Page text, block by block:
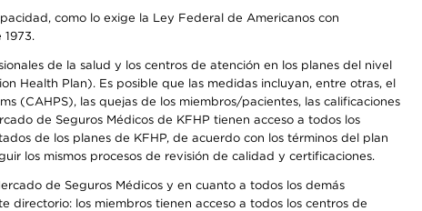
como lo exige la Ley Federal de Americanos con
de la salud y los centros de atención en los planes del nivel
Health Plan). Es posible que las medidas incluyan, entre otras, el
(CAHPS), las quejas de los miembros/pacientes, las calificaciones
de Seguros Médicos de KFHP tienen acceso a todos los
de los planes de KFHP, de acuerdo con los términos del plan
los mismos procesos de revisión de calidad y certificaciones.
de Seguros Médicos y en cuanto a todos los demás
directorio: los miembros tienen acceso a todos los centros de